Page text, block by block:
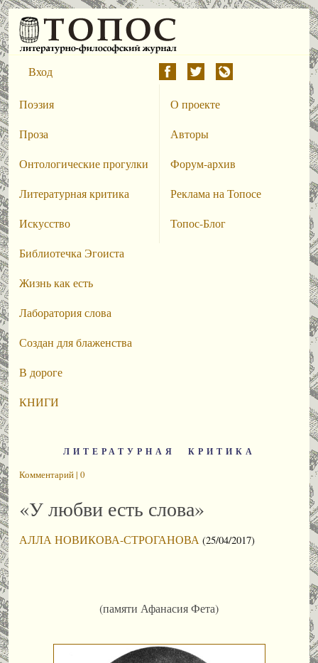
Вход
Поэзия
Проза
Онтологические прогулки
Литературная критика
Искусство
Библиотечка Эгоиста
Жизнь как есть
Лаборатория слова
Создан для блаженства
В дороге
КНИГИ
О проекте
Авторы
Форум-архив
Реклама на Топосе
Топос-Блог
ЛИТЕРАТУРНАЯ КРИТИКА
Комментарий | 0
«У любви есть слова»
АЛЛА НОВИКОВА-СТРОГАНОВА (25/04/2017)
(памяти Афанасия Фета)